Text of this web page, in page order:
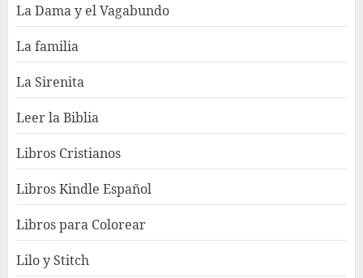
La Dama y el Vagabundo
La familia
La Sirenita
Leer la Biblia
Libros Cristianos
Libros Kindle Español
Libros para Colorear
Lilo y Stitch